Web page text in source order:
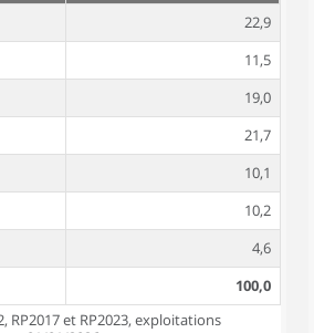
22,9
11,5
19,0
21,7
10,1
10,2
4,6
100,0
RP2017 et RP2023, exploitations